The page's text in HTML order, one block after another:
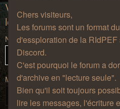
Chers visiteurs,
Les forums sont un format
d'essploration de la RIdPEF
Discord.
C'est pourquoi le forum a
d'archive en "lecture seule".
Bien qu'il soit toujours
lire les messages, l'écriture
Vous devez vous
les messages de ce forum.
Nom d’utilisateur :
Mot de passe :